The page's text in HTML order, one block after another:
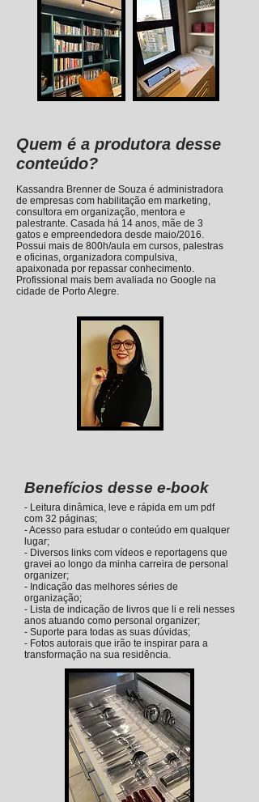
Quem é a produtora desse
conteúdo?
Kassandra Brenner de Souza é administradora
de empresas com habilitação em marketing,
consultora em organização, mentora e
palestrante. Casada há 14 anos, mãe de 3
gatos e empreendedora desde maio/2016.
Possui mais de 800h/aula em cursos, palestras
e oficinas, organizadora compulsiva,
apaixonada por repassar conhecimento.
Profissional mais bem avaliada no Google na
cidade de Porto Alegre.
Benefícios desse e-book
- Leitura dinâmica, leve e rápida em um pdf
com 32 páginas;
- Acesso para estudar o conteúdo em qualquer
lugar;
- Diversos links com vídeos e reportagens que
gravei ao longo da minha carreira de personal
organizer;
- Indicação das melhores séries de
organização;
- Lista de indicação de livros que li e reli nesses
anos atuando como personal organizer;
- Suporte para todas as suas dúvidas;
- Fotos autorais que irão te inspirar para a
transformação na sua residência.